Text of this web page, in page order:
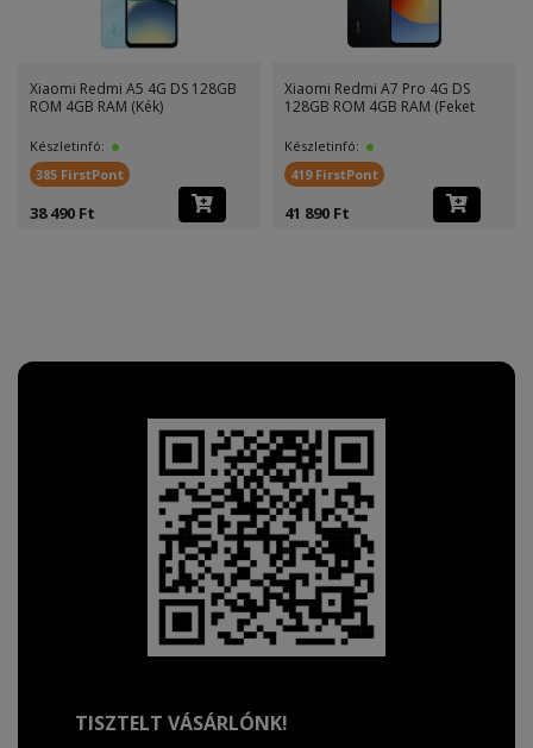
Xiaomi Redmi A5 4G DS 128GB
ROM 4GB RAM (Kék)
Készletinfó:
385 FirstPont
38 490 Ft
Xiaomi Redmi A7 Pro 4G DS
128GB ROM 4GB RAM (Feket
Készletinfó:
419 FirstPont
41 890 Ft
TISZTELT VÁSÁRLÓNK!